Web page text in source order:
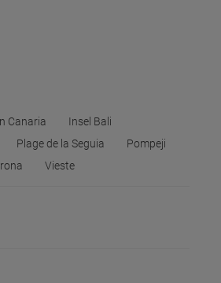
Canaria
Insel Bali
Plage de la Seguia
Pompeji
Vieste